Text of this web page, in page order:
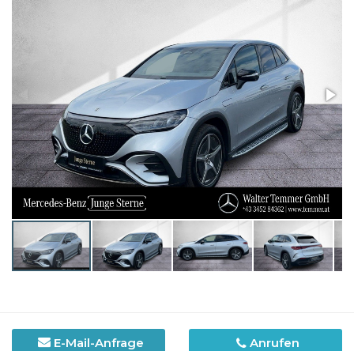
E-Mail-Anfrage Anrufen